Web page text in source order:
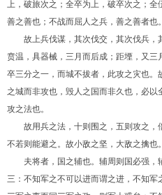
上，破旅次之；全卒为上，破卒次之；
善之善也；不战而屈人之兵，善之善者也。
故上兵伐谋，其次伐交，其次伐兵
贲温，具器械，三月而后成；距堙，又
卒三分之一，而城不拔者，此攻之灾也。
之城而非攻也，毁人之国而非久也，必
攻之法也。
故用兵之法，十则围之，五则攻之，
不若则能避之。故小敌之坚，大敌之擒也。
夫将者，国之辅也。辅周则国必强
三：不知军之不可以进而谓之进，不知